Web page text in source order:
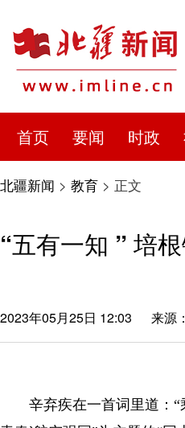
首页 要闻 时政
北疆新闻 > 教育 > 正文
“五有一知 ” 培
2023年05月25日 12:03 来源
辛弃疾在一首词里道：